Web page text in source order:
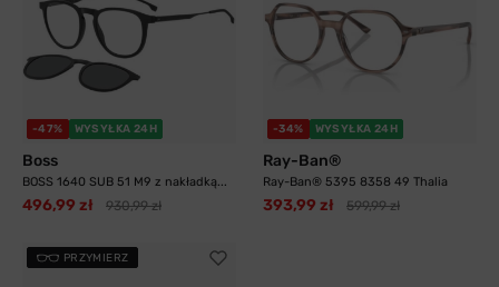
-47% WYSYŁKA 24H
Boss
BOSS 1640 SUB 51 M9 z nakładką...
496,99 zł 930,99 zł
-34% WYSYŁKA 24H
Ray-Ban®
Ray-Ban® 5395 8358 49 Thalia
393,99 zł 599,99 zł
PRZYMIERZ